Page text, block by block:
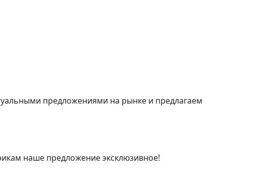
предложениями на рынке и предлагаем
наше предложение эксклюзивное!